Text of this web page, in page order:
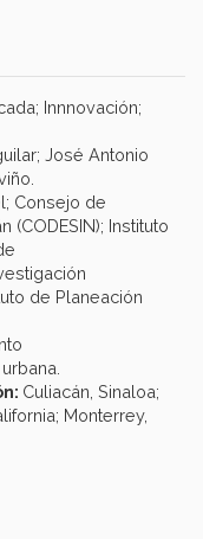
Innnovación;
José Antonio
Consejo de
(CODESIN); Instituto
de Planeación
Culiacán, Sinaloa;
Monterrey,